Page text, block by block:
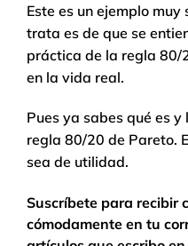
Este es un ejemplo
trata es de que se
práctica de la regla 80/
en la vida real.
Pues ya sabes qué es
regla 80/20 de Pareto.
sea de utilidad.
Suscríbete para recibir
cómodamente en tu